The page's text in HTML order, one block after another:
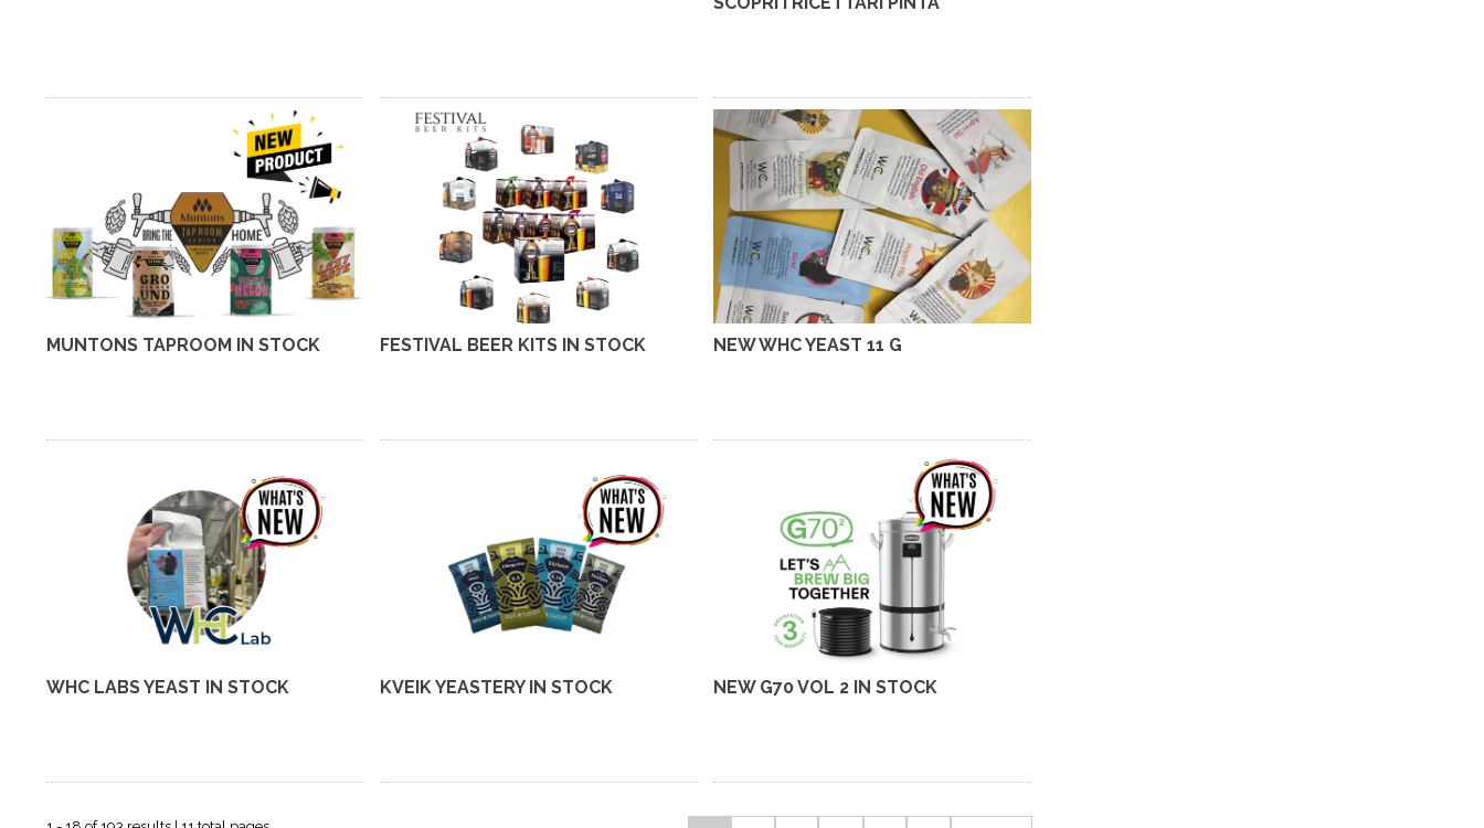
MUNTONS TAPROOM IN STOCK FESTIVAL BEER KITS IN STOCK NEW WHC YEAST 11 G
WHC LABS YEAST IN STOCK KVEIK YEASTERY IN STOCK NEW G70 VOL 2 IN STOCK